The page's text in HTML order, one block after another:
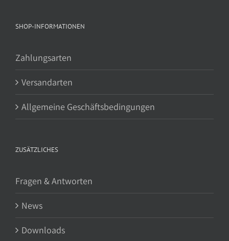
SHOP-INFORMATIONEN
Zahlungsarten
Versandarten
Allgemeine Geschäftsbedingungen
ZUSÄTZLICHES
Fragen & Antworten
News
Downloads